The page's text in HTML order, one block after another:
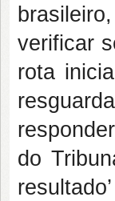
verificar
rota
do